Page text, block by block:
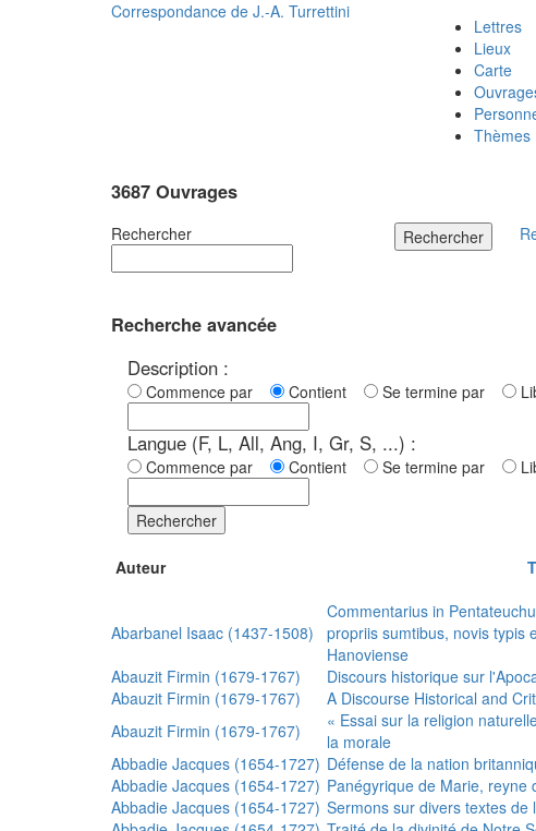
Correspondance de J.-A. Turrettini
Lettres
Lieux
Carte
Thèmes
3687 Ouvrages
Rechercher Rechercher
Recherche avancée
Description :
Commence par Contient Se termine par
Langue (F, L, All, Ang, I, Gr, S, ...) :
Commence par Contient Se termine par
Rechercher
Auteur
Abarbanel Isaac (1437-1508)
Commentarius in
propriis sumtibus, novis typis
Hanoviense
Abauzit Firmin (1679-1767)
Discours historique sur
Abauzit Firmin (1679-1767)
A Discourse Historical and
Abauzit Firmin (1679-1767)
« Essai sur la religion
la morale
Abbadie Jacques (1654-1727) Défense de la nation
Abbadie Jacques (1654-1727) Panégyrique de Marie,
Abbadie Jacques (1654-1727) Sermons sur divers textes de